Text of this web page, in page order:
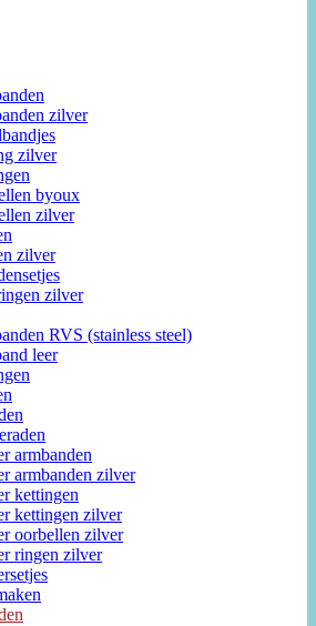
zilver
zilver
byoux
zilver
zilver
zilver
RVS (stainless steel)
leer
armbanden
armbanden zilver
kettingen
kettingen zilver
oorbellen zilver
ringen zilver